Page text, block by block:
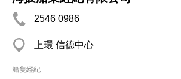
2546 0986
上環 信德中心
船隻經紀